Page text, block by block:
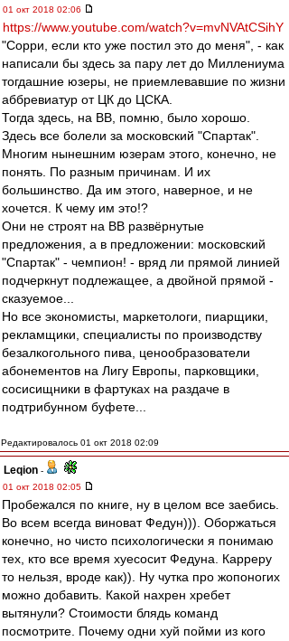
01 окт 2018 02:06
https://www.youtube.com/watch?v=mvNVAtCSihY
"Сорри, если кто уже постил это до меня", - как
написали бы здесь за пару лет до Миллениума
тогдашние юзеры, не приемлевавшие по жизни
аббревиатур от ЦК до ЦСКА.
Тогда здесь, на ВВ, помню, было хорошо.
Здесь все болели за московский "Спартак".
Многим нынешним юзерам этого, конечно, не
понять. По разным причинам. И их
большинство. Да им этого, наверное, и не
хочется. К чему им это!?
Они не строят на ВВ развёрнутые
предложения, а в предложении: московский
"Спартак" - чемпион! - вряд ли прямой линией
подчеркнут подлежащее, а двойной прямой -
сказуемое...
Но все экономисты, маркетологи, пиарщики,
рекламщики, специалисты по производству
безалкогольного пива, ценообразователи
абонементов на Лигу Европы, парковщики,
сосисищники в фартуках на раздаче в
подтрибунном буфете...
Редактировалось 01 окт 2018 02:09
Leqion -
01 окт 2018 02:05
Пробежался по книге, ну в целом все заебись.
Во всем всегда виноват Федун))). Оборжаться
конечно, но чисто психологически я понимаю
тех, кто все время хуесосит Федуна. Карреру
то нельзя, вроде как)). Ну чутка про жопоногих
можно добавить. Какой нахрен хребет
вытянули? Стоимости блядь команд
посмотрите. Почему одни хуй пойми из кого